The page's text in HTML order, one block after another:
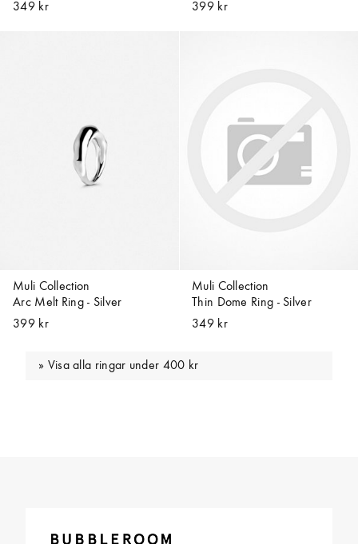
349 kr
399 kr
Muli Collection
Arc Melt Ring - Silver
399 kr
Muli Collection
Thin Dome Ring - Silver
349 kr
Visa alla ringar under 400 kr